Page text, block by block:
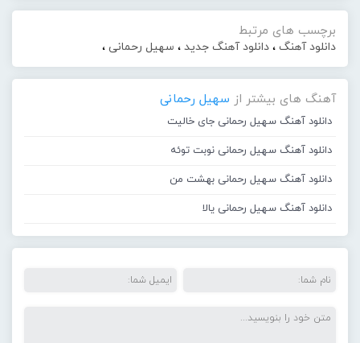
برچسب های مرتبط
دانلود آهنگ ، دانلود آهنگ جدید ، سهیل رحمانی ،
آهنگ های بیشتر از سهیل رحمانی
دانلود آهنگ سهیل رحمانی جای خالیت
دانلود آهنگ سهیل رحمانی نوبت توئه
دانلود آهنگ سهیل رحمانی بهشت من
دانلود آهنگ سهیل رحمانی یالا